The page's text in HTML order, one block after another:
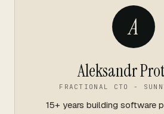
A
Aleksandr
FRACTIONAL CTO -
15+ years building software